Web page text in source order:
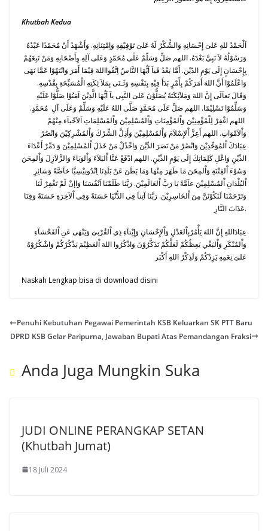
Khutbah Kedua
اَلْحَمْدُ للهِ عَلىَ إِحْسَانِهِ وَالشُّكْرُ لَهُ عَلىَ تَوْفِيْقِهِ وَاِمْتِنَانِهِ. وَأَشْهَدُ أَنّ مُحَمّدًا عَبْدُهُ
وَرَسُوْلُهُ لاَ نَبِيَّ بَعْدَهُ. اللهم صَلِّ وَسَلّمْ عَلٰى مُحَمّدٍ وَعَلى آلِهِ وِأَصْحَابِهِ وَمَنْ تَبِعَهُمْ
بِإِحْسَانٍ إِلَى يَوْمِ الدّيْن. أَمَّا بَعْدُ فَياَ اَيُّهَا النَّاسُ اِتَّقُوااللهَ فِيْمَا أَمَرَ وَانْتَهُوْا عَمَّا نَهَى
وَاعْلَمُوْا أَنَّ اللهَ أَمَرَكُمْ بِأَمْرٍ بَدَأَ فِيْهِ بِنَفْسِهِ وَثَـنَى بِمَلآ ئِكَتِهِ الْمُسَبِّحَةِ بِقُدْسِهِ.
وَقَالَ تَعاَلَى إِنَّ اللهَ وَمَلآئِكَتَهُ يُصَلُّوْنَ عَلىَ النَّبِى يآ اَيُّهَا الَّذِيْنَ آمَنُوْا صَلُّوْا عَلَيْهِ
وَسَلِّمُوْا تَسْلِيْمًا. اللهم صَلِّ عَلَى مُحَمَّدٍ صَلَّى اللهُ عَلَيْهِ وَسَلِّمْ وَعَلَى آلِ مُحَمَّدٍ.
اللهم اغْفِرْ لِلْمُؤْمِنِيْنَ وَاْلمُؤْمِنَاتِ وَاْلمُسْلِمِيْنَ وَاْلمُسْلِمَاتِ اَلاَحْيآء مِنْهُمْ
وَاْلاَمْوَاتِ. اللهم أَعِزَّ اْلإِسْلاَمَ وَاْلمُسْلِمِيْنَ وَأَذِلَّ الشِّرْكَ وَاْلمُشْرِكِيْنَ وَانْصُرْ
عِبَادَكَ اْلمُوَحِّدِيْنَ وَانْصُرْ مَنْ نَصَرَ الدِّيْنَ وَاخْذُلْ مَنْ خَذَلَ اْلمُسْلِمِيْنَ وَ دَمِّرْ أَعْدَاءَ
الدِّيْنِ وَاعْلِ كَلِمَاتِكَ إِلَى يَوْمِ الدِّيْنِ. اللهم ادْفَعْ عَنَّا اْلبَلاَءَ وَاْلوَبَاءَ وَالزَّلاَزِلَ وَاْلمِحَنَ
وَسُوْءَ اْلفِتْنَةِ وَاْلمِحَنَ مَا ظَهَرَ مِنْهَا وَمَا بَطَنَ عَنْ بَلَدِنَا اِنْدُونِيْسِيَّا خآصَّةً وَسَائِرِ
اْلبُلْدَانِ اْلمُسْلِمِيْنَ عآمَّةً يَا رَبَّ اْلعَالَمِيْنَ. رَبَّنَا ظَلَمْنَا اَنْفُسَنَا وَاإنْ لَمْ تَغْفِرْ لَنَا
وَتَرْحَمْنَا لَنَكُوْنَنَّ مِنَ اْلخَاسِرِيْنَ. رَبَّنَا آتِناَ فِى الدُّنْيَا حَسَنَةً وَفِى اْلآخِرَةِ حَسَنَةً وَقِنَا
عَذَابَ النَّارِ.
عِبَادَاللهِ إِنَّ اللهَ يَأْمُرُبِاْلعَدْلِ وَاْلإِحْسَانِ وَإِيْتآءِ ذِي اْلقُرْبىَ وَيَنْهَى عَنِ اْلفَحْشآءِ
وَاْلمُنْكَرِ وَاْلبَغْي يَعِظُكُمْ لَعَلَّكُمْ تَذَكَّرُوْنَ وَاذْكُرُوا اللهَ اْلعَظِيْمَ يَذْكُرْكُمْ وَاشْكُرُوْهُ
عَلىَ نِعَمِهِ يَزِدْكُمْ وَلَذِكْرُ اللهِ أَكْبَر
Naskah Lengkap bisa di download disini
Penuhi Kebutuhan Pegawai Pemerintah KSB Keluarkan SK PTT Baru
DPRD KSB Gelar Paripurna, Jawaban Bupati Atas Pemandangan Fraksi
Anda Juga Mungkin Suka
JUDI ONLINE PERANGKAP SETAN
(Khutbah Jumat)
18 Juli 2024